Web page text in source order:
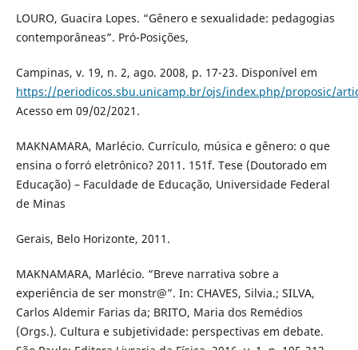
LOURO, Guacira Lopes. “Gênero e sexualidade: pedagogias
contemporâneas”. Pró-Posições,
Campinas, v. 19, n. 2, ago. 2008, p. 17-23. Disponível em
https://periodicos.sbu.unicamp.br/ojs/index.php/proposic/
Acesso em 09/02/2021.
MAKNAMARA, Marlécio. Currículo, música e gênero: o que
ensina o forró eletrônico? 2011. 151f. Tese (Doutorado em
Educação) – Faculdade de Educação, Universidade Federal
de Minas
Gerais, Belo Horizonte, 2011.
MAKNAMARA, Marlécio. “Breve narrativa sobre a
experiência de ser monstr@”. In: CHAVES, Silvia.; SILVA,
Carlos Aldemir Farias da; BRITO, Maria dos Remédios
(Orgs.). Cultura e subjetividade: perspectivas em debate.